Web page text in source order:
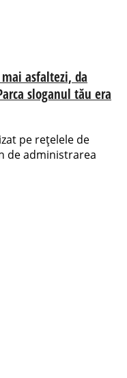
asfaltezi, da
sloganul tău era
pe rețelele de
de administrarea